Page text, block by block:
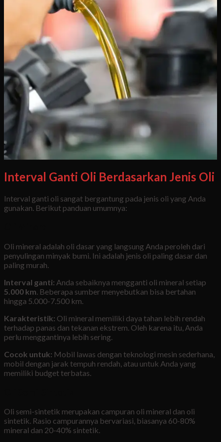
Interval Ganti Oli Berdasarkan Jenis Oli
Interval ganti oli sangat bergantung pada jenis oli yang Anda
gunakan. Berikut panduan umumnya:
Oli mineral adalah oli dasar yang langsung Anda peroleh dari
penyulingan minyak bumi. Ini adalah jenis oli paling dasar dan
paling murah.
Interval ganti: Anda sebaiknya mengganti oli mineral setiap
5.000 km. Beberapa sumber menyebutkan bisa bertahan
hingga 5.000-7.500 km.
Karakteristik: Oli mineral memiliki daya tahan lebih rendah
terhadap panas dan tekanan ekstrem. Oleh karena itu, Anda
perlu menggantinya lebih sering.
Cocok untuk: Mobil lawas dengan teknologi mesin sederhana,
mobil dengan jarak tempuh rendah, atau untuk Anda yang
memiliki budget terbatas.
Oli semi-sintetik merupakan campuran oli mineral dan oli
sintetik. Rasio campurannya bervariasi, biasanya 60-80%
mineral dan 20-40% sintetik.